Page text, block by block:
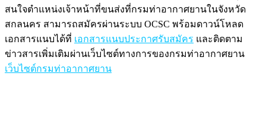
สนใจตำแหน่งเจ้าหน้าที่ขนส่งที่กรมท่าอากาศยานในจังหวัด
สกลนคร สามารถสมัครผ่านระบบ OCSC พร้อมดาวน์โหลด
เอกสารแนบได้ที่ เอกสารแนบประกาศรับสมัคร และติดตาม
ข่าวสารเพิ่มเติมผ่านเว็บไซต์ทางการของกรมท่าอากาศยาน
เว็บไซต์กรมท่าอากาศยาน